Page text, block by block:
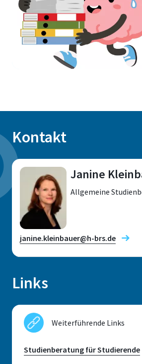
Kontakt
Janine
Allgemeine
janine.kleinbauer@h-brs.de
Sankt Augustin
Raum
E 029
Links
Weiterführende Links
Studienberatung für Studierende